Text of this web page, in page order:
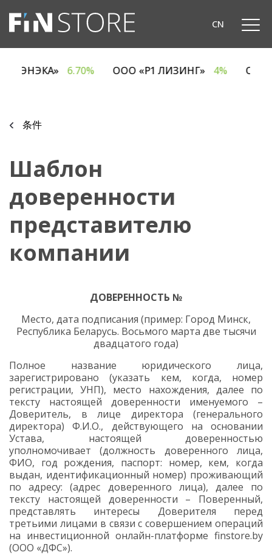
CN
«ЭНЭКА» 6.70% ООО «Р1 ЛИЗИНГ» 4%
条件
Шаблон
доверенности
представителю
компании
ДОВЕРЕННОСТЬ №
Место, дата подписания (пример: Город Минск,
Республика Беларусь. Восьмого марта две тысячи
двадцатого года)
Полное название юридического лица,
зарегистрировано (указать кем, когда, номер
регистрации, УНП), место нахождения, далее по
тексту настоящей доверенности именуемого –
Доверитель, в лице директора (генерального
директора) Ф.И.О., действующего на основании
Устава, настоящей доверенностью
уполномочивает (должность доверенного лица,
ФИО, год рождения, паспорт: номер, кем, когда
выдан, идентификационный номер) проживающий
по адресу: (адрес доверенного лица), далее по
тексту настоящей доверенности – Поверенный,
представлять интересы Доверителя перед
третьими лицами в связи с совершением операций
на инвестиционной онлайн-платформе finstore.by
(ООО «ДФС»).